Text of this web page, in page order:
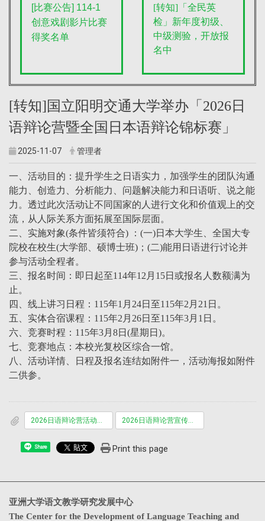
[比赛公告] 114-1
创意戏剧影片比赛
得奖名单
[转知]「全民英
检」新年度初级、
中级测验，开放报
名中
[转知]国立阳明交通大学举办「2026日
语辩论营暨全国日本语辩论锦标赛」
2025-11-07 管理者
一、活动目的：提升学生之日语实力，加强学生的团队沟通
能力、创造力、分析能力、问题解决能力和日语听、说之能
力。透过此次活动让不同国家的人进行文化和价值观上的交
流，从人际关系方面拓展至国际层面。
二、实施对象(条件皆须符合) ：(一)日本大学生、全国大专
院校在校生(大学部、硕博士班)；(二)能用日语进行讨论并
参与活动全程者。
三、报名时间：即日起至114年12月15日或报名人数额满为
止。
四、线上讲习日程：115年1月24日至115年2月21日。
五、实体合宿课程：115年2月26日至115年3月1日。
六、竞赛时程：115年3月8日(星期日)。
七、竞赛地点：本校光复校区综合一馆。
八、活动详情、日程及报名连结如附件一，活动海报如附件
二供参。
2026日语辩论营宣传海报.pdf
Share Print this page
亚洲大学语文教学研究发展中心
The Center for the Development of Language Teaching and